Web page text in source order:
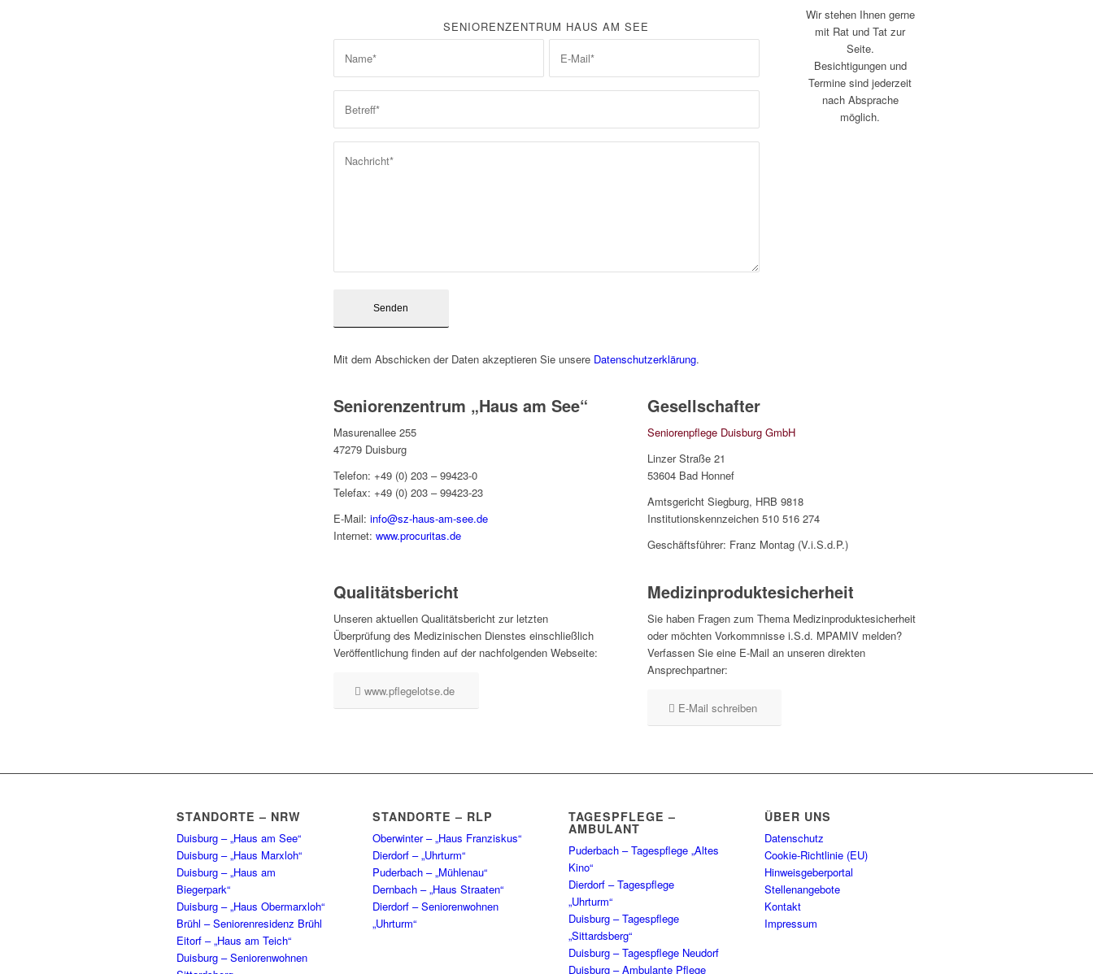
SENIORENZENTRUM HAUS AM SEE
Mit dem Abschicken der Daten akzeptieren Sie unsere Datenschutzerklärung.
Wir stehen Ihnen gerne
mit Rat und Tat zur
Seite.
Besichtigungen und
Termine sind jederzeit
nach Absprache
möglich.
Seniorenzentrum „Haus am See“
Masurenallee 255
47279 Duisburg
Telefon: +49 (0) 203 – 99423-0
Telefax: +49 (0) 203 – 99423-23
E-Mail: info@sz-haus-am-see.de
Internet: www.procuritas.de
Gesellschafter
Seniorenpflege Duisburg GmbH
Linzer Straße 21
53604 Bad Honnef
Amtsgericht Siegburg, HRB 9818
Institutionskennzeichen 510 516 274
Geschäftsführer: Franz Montag (V.i.S.d.P.)
Qualitätsbericht
Unseren aktuellen Qualitätsbericht zur letzten
Überprüfung des Medizinischen Dienstes einschließlich
Veröffentlichung finden auf der nachfolgenden Webseite:
www.pflegelotse.de
Medizinproduktesicherheit
Sie haben Fragen zum Thema Medizinproduktesicherheit
oder möchten Vorkommnisse i.S.d. MPAMIV melden?
Verfassen Sie eine E-Mail an unseren direkten
Ansprechpartner:
E-Mail schreiben
STANDORTE – NRW
Duisburg – „Haus am See“
Duisburg – „Haus Marxloh“
Duisburg – „Haus am
Biegerpark“
Duisburg – „Haus Obermarxloh“
Brühl – Seniorenresidenz Brühl
Eitorf – „Haus am Teich“
Duisburg – Seniorenwohnen
STANDORTE – RLP
Oberwinter – „Haus Franziskus“
Dierdorf – „Uhrturm“
Puderbach – „Mühlenau“
Dernbach – „Haus Straaten“
Dierdorf – Seniorenwohnen
„Uhrturm“
TAGESPFLEGE –
AMBULANT
Puderbach – Tagespflege „Altes
Kino“
Dierdorf – Tagespflege
„Uhrturm“
Duisburg – Tagespflege
„Sittardsberg“
Duisburg – Tagespflege Neudorf
Duisburg – Ambulante Pflege
ÜBER UNS
Datenschutz
Cookie-Richtlinie (EU)
Hinweisgeberportal
Stellenangebote
Kontakt
Impressum